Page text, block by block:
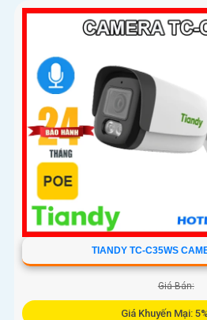
TIANDY TC-C35WS
Giá Bán:
Giá Khuyến Mại: